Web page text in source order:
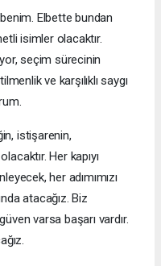
benim. Elbette bundan
isimler olacaktır.
seçim sürecinin
ve karşılıklı saygı
istişarenin,
Her kapıyı
her adımımızı
atacağız. Biz
varsa başarı vardır.